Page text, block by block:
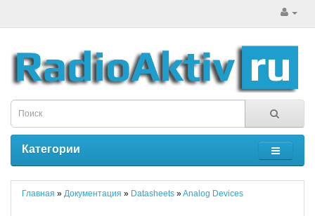
Категории
Главная » Документация » Datasheets »Analog Devices